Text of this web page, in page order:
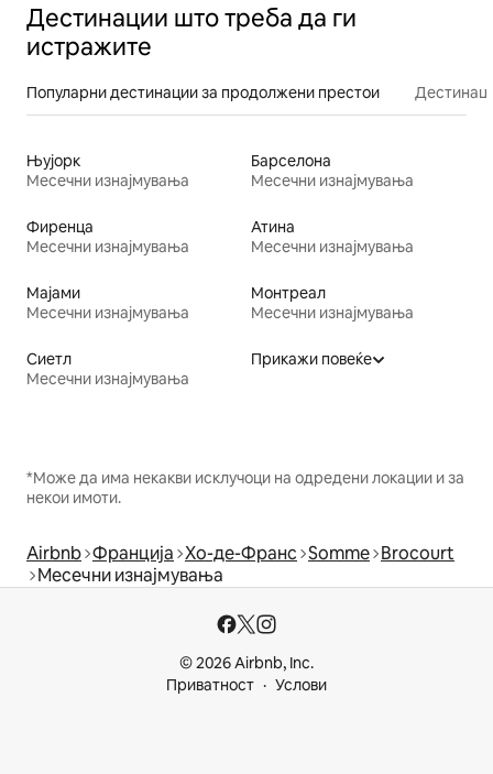
Дестинации што треба да ги
истражите
Популарни дестинации за продолжени престои
Њујорк
Месечни изнајмувања
Барселона
Месечни изнајмувања
Фиренца
Месечни изнајмувања
Атина
Месечни изнајмувања
Мајами
Месечни изнајмувања
Монтреал
Месечни изнајмувања
Сиетл
Месечни изнајмувања
Прикажи повеќе
*Може да има некакви исклучоци на одредени локации и за
некои имоти.
Airbnb Франција Хо-де-Франс Somme Brocourt
Месечни изнајмувања
© 2026 Airbnb, Inc.
Приватност
Услови